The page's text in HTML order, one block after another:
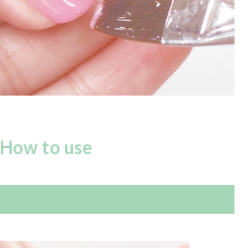
How to use